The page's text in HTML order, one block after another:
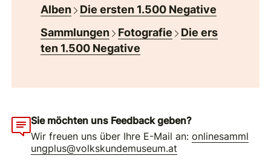
Alben
Die ersten 1.500 Negative
Sammlungen
Fotografie
Die ers
ten 1.500 Negative
Sie möchten uns Feedback geben?
Wir freuen uns über Ihre E-Mail an:onlinesamml
ungplus@volkskundemuseum.at